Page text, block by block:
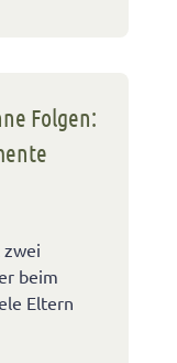
Folgen:
zwei
beim
Eltern